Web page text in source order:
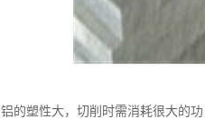
铝的塑性大，切削时需消耗很大的